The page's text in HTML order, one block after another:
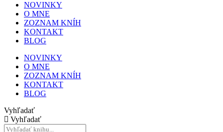
NOVINKY
O MNE
ZOZNAM KNÍH
KONTAKT
BLOG
NOVINKY
O MNE
ZOZNAM KNÍH
KONTAKT
BLOG
Vyhľadať
Vyhľadať